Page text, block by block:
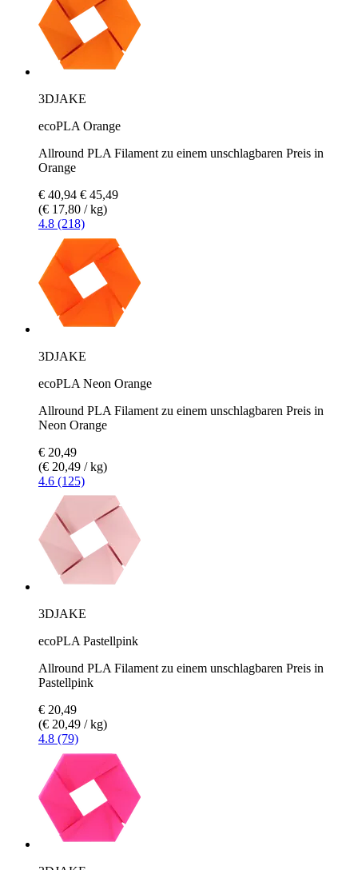
3DJAKE
ecoPLA Orange
Allround PLA Filament zu einem unschlagbaren Preis in
Orange
€ 40,94 € 45,49
(€ 17,80 / kg)
4.8 (218)
3DJAKE
ecoPLA Neon Orange
Allround PLA Filament zu einem unschlagbaren Preis in
Neon Orange
€ 20,49
(€ 20,49 / kg)
4.6 (125)
3DJAKE
ecoPLA Pastellpink
Allround PLA Filament zu einem unschlagbaren Preis in
Pastellpink
€ 20,49
(€ 20,49 / kg)
4.8 (79)